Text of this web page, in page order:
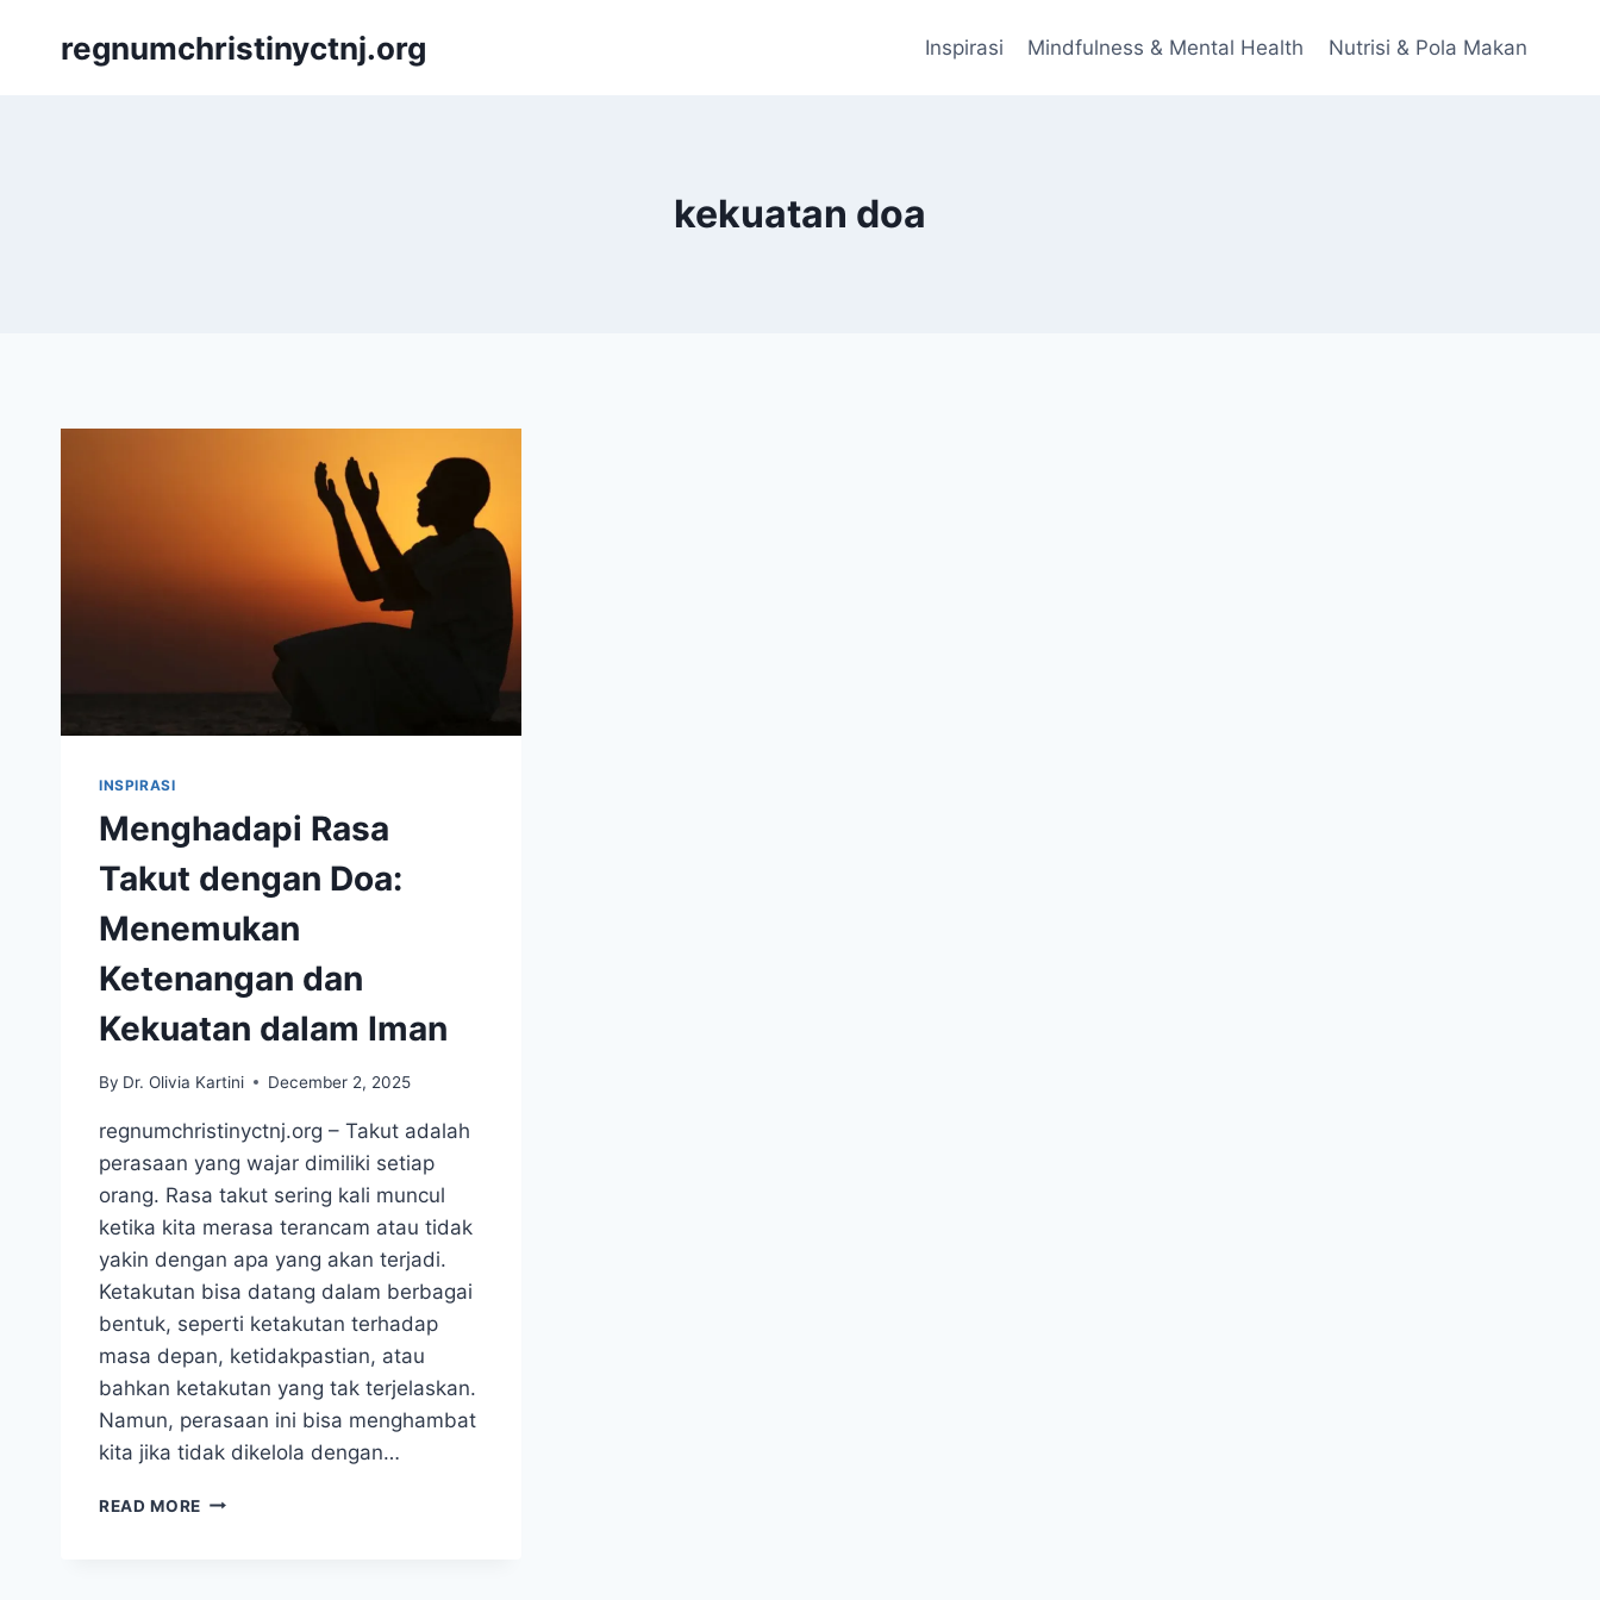
regnumchristinyctnj.org Inspirasi Mindfulness & Mental Health Nutrisi & Pola Makan
kekuatan doa
INSPIRASI
Menghadapi Rasa
Takut dengan Doa:
Menemukan
Ketenangan dan
Kekuatan dalam Iman
By Dr. Olivia Kartini December 2, 2025
regnumchristinyctnj.org – Takut adalah
perasaan yang wajar dimiliki setiap
orang. Rasa takut sering kali muncul
ketika kita merasa terancam atau tidak
yakin dengan apa yang akan terjadi.
Ketakutan bisa datang dalam berbagai
bentuk, seperti ketakutan terhadap
masa depan, ketidakpastian, atau
bahkan ketakutan yang tak terjelaskan.
Namun, perasaan ini bisa menghambat
kita jika tidak dikelola dengan…
READ MORE MENGHADAPI